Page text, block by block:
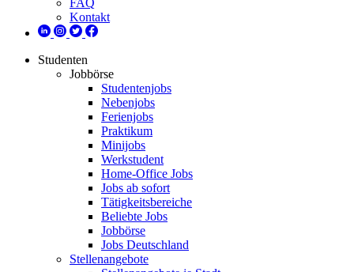
FAQ
Kontakt
Studenten
Jobbörse
Studentenjobs
Nebenjobs
Ferienjobs
Praktikum
Minijobs
Werkstudent
Home-Office Jobs
Jobs ab sofort
Tätigkeitsbereiche
Beliebte Jobs
Jobbörse
Jobs Deutschland
Stellenangebote